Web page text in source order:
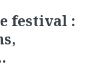
festival :